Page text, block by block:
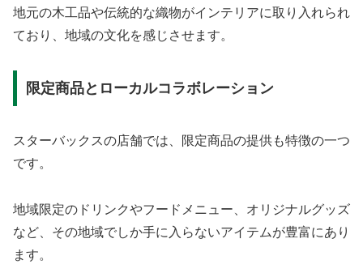
地元の木工品や伝統的な織物がインテリアに取り入れられ
ており、地域の文化を感じさせます。
限定商品とローカルコラボレーション
スターバックスの店舗では、限定商品の提供も特徴の一つ
です。
地域限定のドリンクやフードメニュー、オリジナルグッズ
など、その地域でしか手に入らないアイテムが豊富にあり
ます。